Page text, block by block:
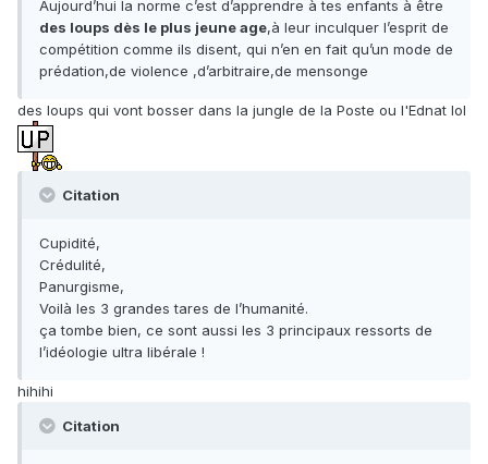
Aujourd’hui la norme c’est d’apprendre à tes enfants à être
des loups dès le plus jeune age,à leur inculquer l’esprit de
compétition comme ils disent, qui n’en en fait qu’un mode de
prédation,de violence ,d’arbitraire,de mensonge
des loups qui vont bosser dans la jungle de la Poste ou l'Ednat lol
Citation
Cupidité,
Crédulité,
Panurgisme,
Voilà les 3 grandes tares de l’humanité.
ça tombe bien, ce sont aussi les 3 principaux ressorts de
l’idéologie ultra libérale !
hihihi
Citation